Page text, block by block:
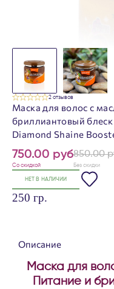
2 отзывов
Маска для волос с
бриллиантовый
Diamond Shaine
750.00 руб
Со скидкой
850.00
Без скидки
НЕТ В НАЛИЧИИ
250 гр.
Описание
Маска для
Питание и